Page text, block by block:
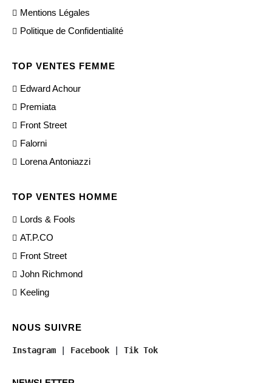
Mentions Légales
Politique de Confidentialité
TOP VENTES FEMME
Edward Achour
Premiata
Front Street
Falorni
Lorena Antoniazzi
TOP VENTES HOMME
Lords & Fools
AT.P.CO
Front Street
John Richmond
Keeling
NOUS SUIVRE
Instagram | Facebook | Tik Tok